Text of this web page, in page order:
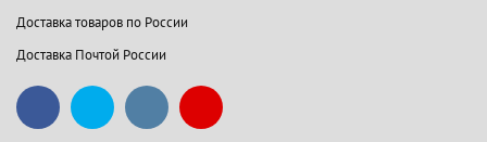
Доставка товаров по России
Доставка Почтой России